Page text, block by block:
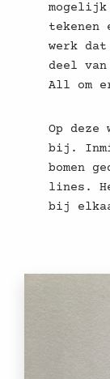
tekenen
werk
deel
All om
Op
bij.
bomen
lines.
bij